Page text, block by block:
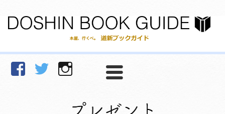
facebookTwitter Instagram